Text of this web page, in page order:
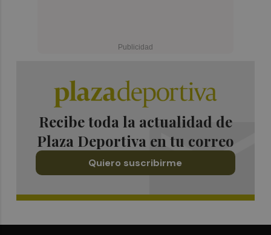
Recibe toda la actualidad de
Plaza Deportiva en tu correo
Quiero suscribirme